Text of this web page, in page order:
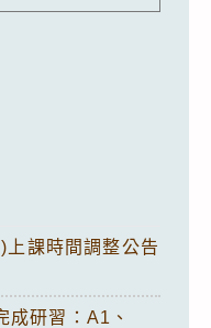
課時間調整公告
成研習：A1、